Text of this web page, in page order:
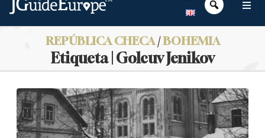
REPÚBLICA CHECA/BOHEMIA
Etiqueta | Golcuv Jenikov